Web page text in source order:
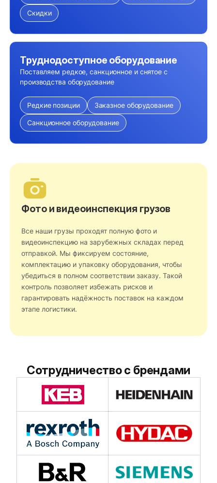
Скидки
Труднодоступное оборудование
Поставляем редкое, санкционное и снятое с
производства оборудование
Редкие позиции Заказное оборудование
Санкционное оборудование
Фото и видеоинспекция грузов
Все наши грузы проходят полную фото и
видеоинспекцию на зарубежных складах перед
отправкой. Мы фиксируем состояние,
комплектацию и упаковку оборудования, чтобы
убедиться в полном соответствии заказу. Такой
контроль позволяет избежать рисков и
гарантировать надёжность поставок на каждом
этапе логистики.
Сотрудничество с брендами